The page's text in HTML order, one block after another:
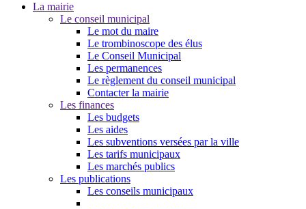
La mairie
Le conseil municipal
Le mot du maire
Le trombinoscope des élus
Le Conseil Municipal
Les permanences
Le règlement du conseil municipal
Contacter la mairie
Les finances
Les budgets
Les aides
Les subventions versées par la ville
Les tarifs municipaux
Les marchés publics
Les publications
Les conseils municipaux